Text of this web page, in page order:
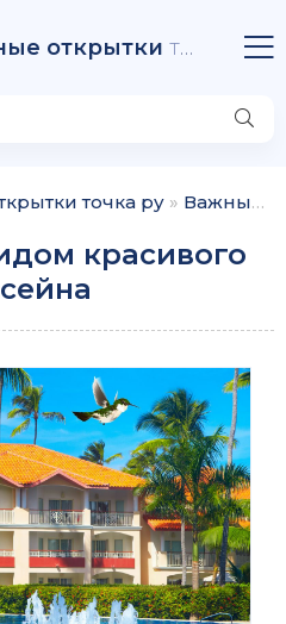
открытки точка ру
точка ру » Важные даты
красивого